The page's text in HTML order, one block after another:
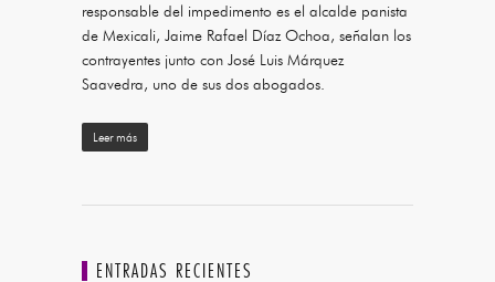
responsable del impedimento es el alcalde panista
de Mexicali, Jaime Rafael Díaz Ochoa, señalan los
contrayentes junto con José Luis Márquez
Saavedra, uno de sus dos abogados.
Leer más
ENTRADAS RECIENTES